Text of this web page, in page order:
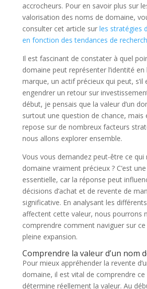
accrocheurs. Pour en savoir plus sur
valorisation des noms de domaine,
consulter cet article sur les stratégies
en fonction des tendances de
Il est fascinant de constater à quel
domaine peut représenter l’identité en
marque, un actif précieux qui peut, s’il
engendrer un retour sur
début, je pensais que la valeur d’un
surtout une question de chance, mais
repose sur de nombreux facteurs
nous allons explorer ensemble.
Vous vous demandez peut-être ce qui
domaine vraiment précieux ? C’est
essentielle, car la réponse peut
décisions d’achat et de revente de
significative. En analysant les
affectent cette valeur, nous pourrons
comprendre comment naviguer sur
pleine expansion.
Comprendre la valeur d’un nom
Pour mieux appréhender la revente
domaine, il est vital de comprendre ce
détermine réellement la valeur. Au